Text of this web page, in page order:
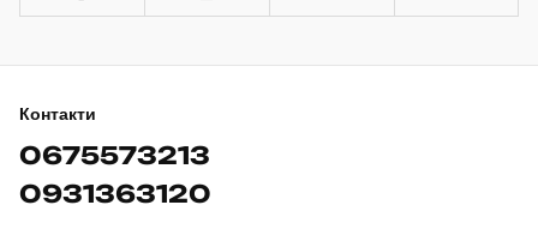
Контакти
0675573213
0931363120